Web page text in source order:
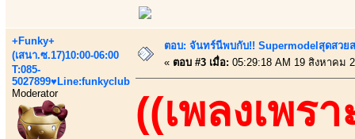
+Funky+
(เสนา.ซ.17)10:00-06:00
T:085-
5027899♥Line:funkyclub
Moderator
ตอบ: จันทร์นีพบกับ!! Supermodelสุดสวย
« ตอบ #3 เมื่อ: 05:29:18 AM 19 สิงหาคม
((เพลงเพรา